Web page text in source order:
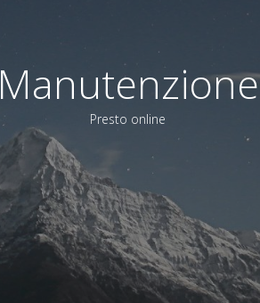
Manutenzione
Presto online